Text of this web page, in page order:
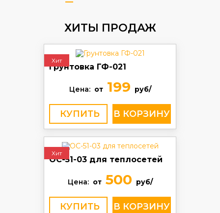
ХИТЫ ПРОДАЖ
Хит
Грунтовка ГФ-021
Цена: от199 руб/
КУПИТЬ
Хит
ОС-51-03 для теплосетей
Цена: от500 руб/
КУПИТЬ